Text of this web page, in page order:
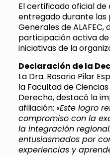
El certificado oficial de
entregado durante las
Generales de
participación activa
iniciativas de la
Declaración de la
La Dra. Rosario Pilar
la Facultad de
Derecho, destacó la
afiliación: «Este logro
compromiso con la
la integración
entusiasmados por
experiencias y